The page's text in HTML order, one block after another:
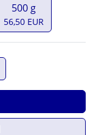
500 g
56,50 EUR